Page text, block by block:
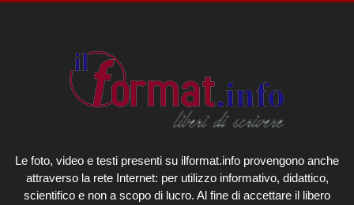
Le foto, video e testi presenti su ilformat.info provengono anche
attraverso la rete Internet: per utilizzo informativo, didattico,
scientifico e non a scopo di lucro. Al fine di accettare il libero